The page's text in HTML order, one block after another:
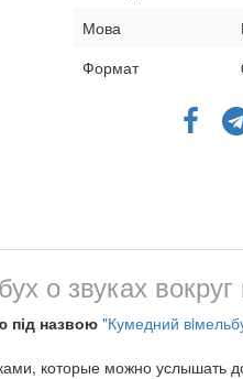
Мова
Формат
о звуках
під назвою "Кумедний
которые можно услышать